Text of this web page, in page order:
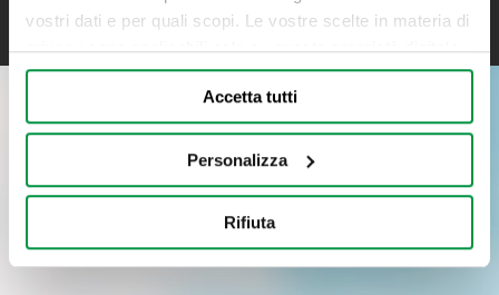
vostri dati e per quali scopi. Le vostre scelte in materia di
privacy sono applicabili solo su questa proprietà digitale
in cui avete effettuato le vostre scelte. È possibile
modificare o revocare il proprio consenso in qualsiasi
momento dalla Dichiarazione sui cookie o facendo clic
sull'icona di attivazione della privacy.
geografica, con un'approssimazione di qualche
Accetta tutti
Personalizza
Rifiuta
RICHIEDI INFORMAZIONI